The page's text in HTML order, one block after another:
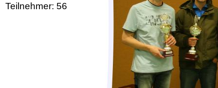
Teilnehmer: 56